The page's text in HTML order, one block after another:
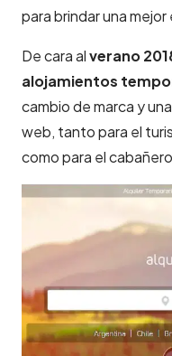
para brindar una
De cara alverano
alojamientos
cambio de marca y
web, tanto para el
como para el